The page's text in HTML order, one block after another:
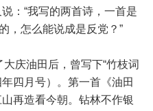
：“我写的两首诗，一首是
，怎么能说成是反党？”
油田后，曾写下“竹枝词
四月号）。第一首《油田
再造看今朝。钻林不作银